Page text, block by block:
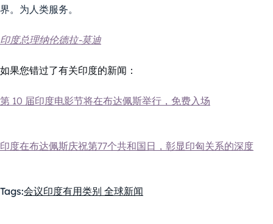
界。为人类服务。
印度总理纳伦德拉-莫迪
如果您错过了有关印度的新闻：
第 10 届印度电影节将在布达佩斯举行，免费入场
印度在布达佩斯庆祝第77个共和国日，彰显印匈关系的深度
Tags:会议印度有用类别 全球新闻